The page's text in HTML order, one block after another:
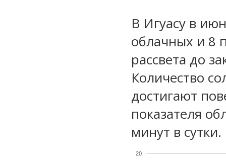
В Игуасу в
облачных и 8
рассвета до
Количество
достигают
показателя
минут в сутки.
20